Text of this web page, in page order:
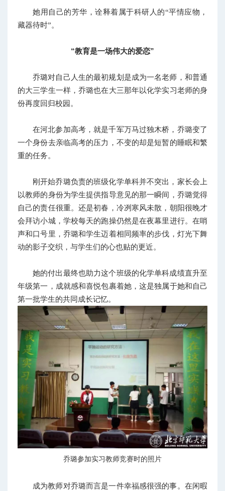
她用自己的芳华，诠释着属于科研人的“平情应物，
藏器待时”。
“教育是一场伟大的爱恋”
乔璐对自己人生的最初规划是成为一名老师，和普通
的大三学生一样，乔璐也在大三那年以化学实习老师的身
份再度回归校园。
在河北参加高考，就是千军万马过独木桥，乔璐变了
一个身份去亲临高考的压力，不变的却是短暂的睡眠和繁
重的任务。
刚开始乔璐负责的班级化学单科并不突出，家长会上
以教师的身份为学生提供指导意见的那一瞬间，乔璐觉得
自己的责任很重。还是初春，冷冽寒风未散，朝阳很晚才
会拜访小城，学校每天的跑操仍然是在夜幕里进行。在哨
声和口号里，乔璐和学生迈着相同频率的步伐，灯光下舞
动的影子交织，与学生们的心也贴的更近。
她的付出最终也助力这个班级的化学单科成绩直升至
年级第一，成就感和喜悦包裹着她，这是独属于她和自己
第一批学生的共同成长记忆。
乔璐参加实习教师竞赛时的照片
成为教师对乔璐而言是一件幸福感很强的事。在闲暇